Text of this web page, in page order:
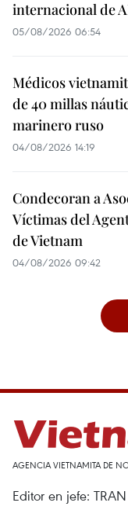
internacional de
05/08/2026 06:54
Médicos
de 40 millas
marinero ruso
04/08/2026 14:19
Condecoran a
Víctimas del
de Vietnam
04/08/2026 09:42
AGENCIA VIETNAMITA DE
Editor en jefe: